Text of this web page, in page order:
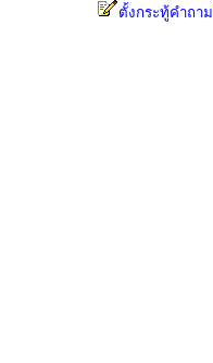
ตั้งกระทู้คำถา